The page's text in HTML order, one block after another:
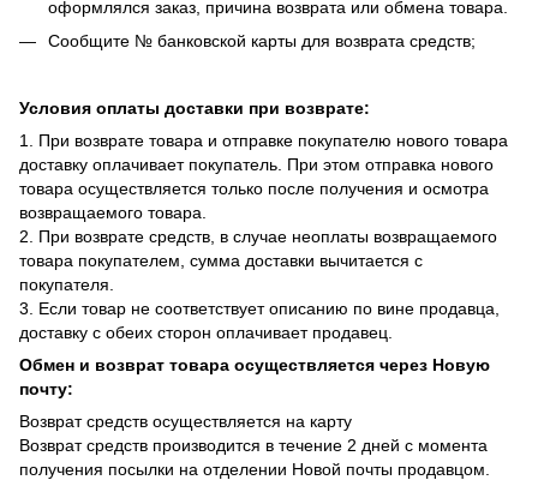
оформлялся заказ, причина возврата или обмена товара.
Сообщите № банковской карты для возврата средств;
Условия оплаты доставки при возврате:
1. При возврате товара и отправке покупателю нового товара
доставку оплачивает покупатель. При этом отправка нового
товара осуществляется только после получения и осмотра
возвращаемого товара.
2. При возврате средств, в случае неоплаты возвращаемого
товара покупателем, сумма доставки вычитается с
покупателя.
3. Если товар не соответствует описанию по вине продавца,
доставку с обеих сторон оплачивает продавец.
Обмен и возврат товара осуществляется через Новую
почту:
Возврат средств осуществляется на карту
Возврат средств производится в течение 2 дней с момента
получения посылки на отделении Новой почты продавцом.